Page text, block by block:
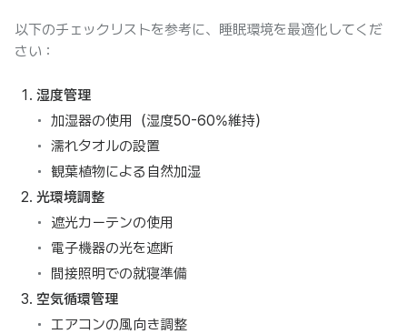
以下のチェックリストを参考に、睡眠環境を最適化してくだ
さい：
湿度管理
加湿器の使用（湿度50-60%維持）
濡れタオルの設置
観葉植物による自然加湿
光環境調整
遮光カーテンの使用
電子機器の光を遮断
間接照明での就寝準備
空気循環管理
エアコンの風向き調整